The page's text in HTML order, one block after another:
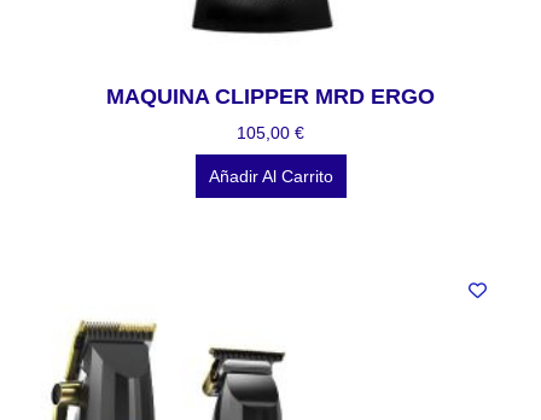
MAQUINA CLIPPER MRD ERGO
105,00 €
Añadir Al Carrito